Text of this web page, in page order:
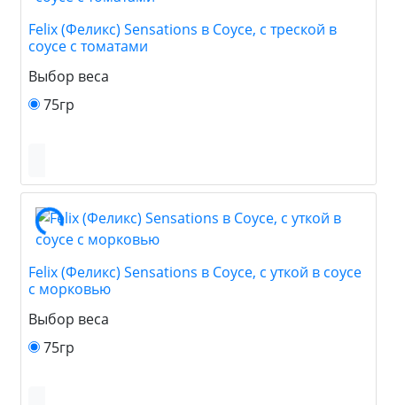
Felix (Феликс) Sensations в Соусе, c треской в
соусе с томатами
Выбор веса
75гр
Felix (Феликс) Sensations в Соусе, с уткой в соусе
с морковью
Выбор веса
75гр